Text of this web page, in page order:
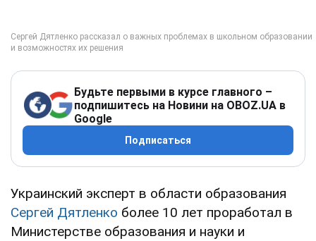
Будьте первыми в курсе главного –
подпишитесь на Новини на OBOZ.UA в
Google
Подписаться
Украинский эксперт в области образования
Сергей Дятленко более 10 лет проработал в
Министерстве образования и науки и